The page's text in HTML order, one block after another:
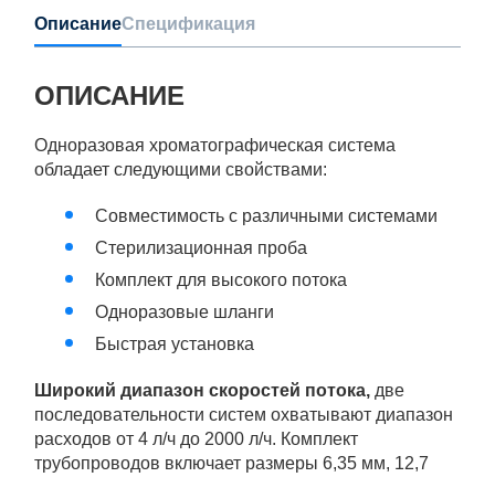
ОписаниеСпецификация
ОПИСАНИЕ
Одноразовая хроматографическая система
обладает следующими свойствами:
Совместимость с различными системами
Стерилизационная проба
Комплект для высокого потока
Одноразовые шланги
Быстрая установка
Широкий диапазон скоростей потока, две
последовательности систем охватывают диапазон
расходов от 4 л/ч до 2000 л/ч. Комплект
трубопроводов включает размеры 6,35 мм, 12,7